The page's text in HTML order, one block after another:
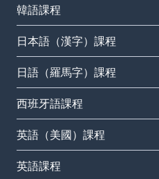
韓語課程
日本語（漢字）課程
日語（羅馬字）課程
西班牙語課程
英語（美國）課程
英語課程